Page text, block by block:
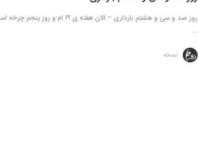
...
نسخه